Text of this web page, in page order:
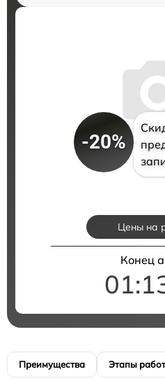
-20%
Цены на
Конец
Преимущества Этапы работ